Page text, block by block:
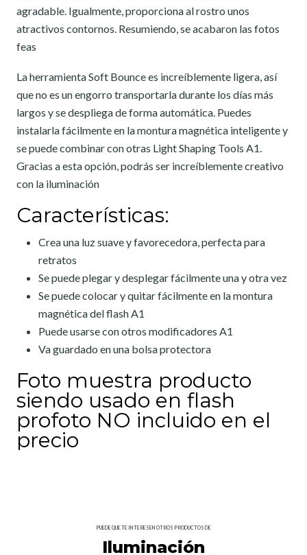
agradable. Igualmente, proporciona al rostro unos
atractivos contornos. Resumiendo, se acabaron las fotos
feas
La herramienta Soft Bounce es increíblemente ligera, así
que no es un engorro transportarla durante los días más
largos y se despliega de forma automática. Puedes
instalarla fácilmente en la montura magnética inteligente y
se puede combinar con otras Light Shaping Tools A1.
Gracias a esta opción, podrás ser increíblemente creativo
con la iluminación
Características:
Crea una luz suave y favorecedora, perfecta para
retratos
Se puede plegar y desplegar fácilmente una y otra vez
Se puede colocar y quitar fácilmente en la montura
magnética del flash A1
Puede usarse con otros modificadores A1
Va guardado en una bolsa protectora
Foto muestra producto
siendo usado en flash
profoto NO incluido en el
precio
PUEDE QUE TE INTERESEN OTROS PRODUCTOS DE
Iluminación